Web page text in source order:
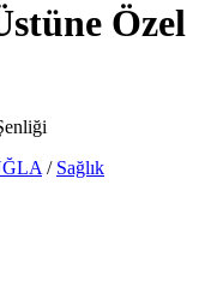
Özel
/ Sağlık